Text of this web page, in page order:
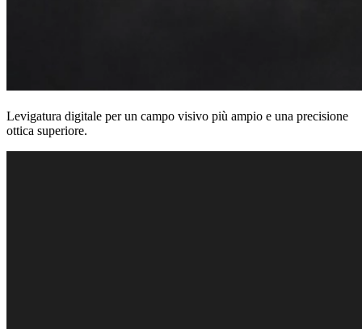
Levigatura digitale per un campo visivo più ampio e una precisione
ottica superiore.